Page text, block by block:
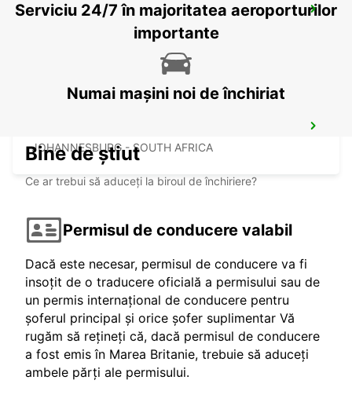
FOURWAYS
JOHANNESBURG - SOUTH AFRICA
JOHANNESBURG - SOUTH AFRICA
Serviciu 24/7 în majoritatea aeroporturilor
importante
Numai mașini noi de închiriat
Bine de știut
Ce ar trebui să aduceți la biroul de închiriere?
Permisul de conducere valabil
Dacă este necesar, permisul de conducere va fi
insoțit de o traducere oficială a permisului sau de
un permis internațional de conducere pentru
șoferul principal și orice șofer suplimentar Vă
rugăm să rețineți că, dacă permisul de conducere
a fost emis în Marea Britanie, trebuie să aduceți
ambele părți ale permisului.